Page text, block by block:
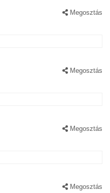
Megosztás
Megosztás
Megosztás
Megosztás